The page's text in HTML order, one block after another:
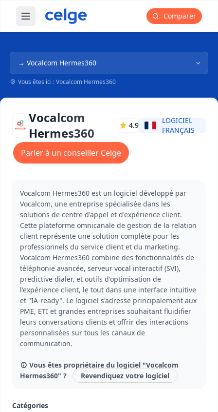
Ouvrir le menu principal Comparer
Navigation dans l'arborescence
Vous êtes ici : Vocalcom Hermes360
Vocalcom
Hermes360
4.9
LOGICIEL
FRANÇAIS
Parler à un conseiller Celge
Vocalcom Hermes360 est un logiciel développé par
Vocalcom, une entreprise spécialisée dans les
solutions de centre d'appel et d'expérience client.
Cette plateforme omnicanale de gestion de la relation
client représente une solution complète pour les
professionnels du service client et du marketing.
Vocalcom Hermes360 combine des fonctionnalités de
téléphonie avancée, serveur vocal interactif (SVI),
predictive dialer, et outils d'optimisation de
l'expérience client, le tout dans une interface intuitive
et "IA-ready". Le logiciel s'adresse principalement aux
PME, ETI et grandes entreprises souhaitant fluidifier
leurs conversations clients et offrir des interactions
personnalisées sur tous les canaux de
communication.
Vous êtes propriétaire du logiciel "Vocalcom
Hermes360" ?
Revendiquez votre logiciel
Catégories